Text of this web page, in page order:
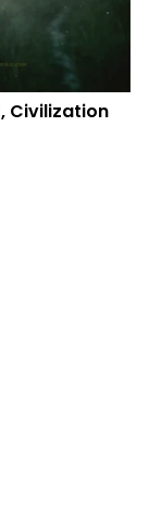
Civilization